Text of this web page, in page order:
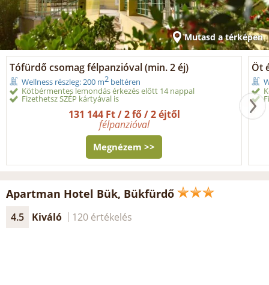
Mutasd a térképen
Tófürdő csomag félpanzióval (min. 2 éj)
Wellness részleg: 200 m2 beltéren
Kötbérmentes lemondás érkezés előtt 14 nappal
Fizethetsz SZÉP kártyával is
131 144 Ft / 2 fő / 2 éjtől
félpanzióval
Megnézem >>
Öt
Apartman Hotel Bük, Bükfürdő
4.5 Kiváló 120 értékelés